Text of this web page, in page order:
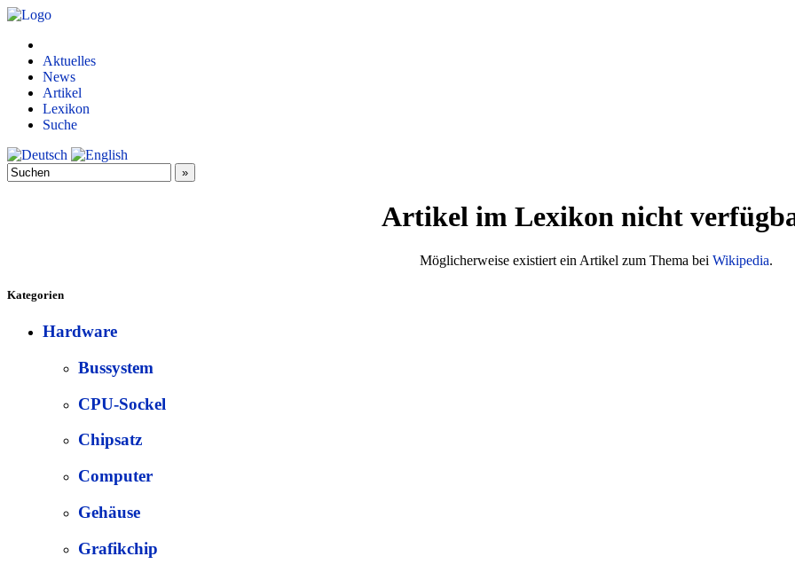
Aktuelles
News
Artikel
Lexikon
Suche
Artikel im Lexikon nicht
Möglicherweise existiert ein Artikel zum Thema bei Wikipedia.
Kategorien
Hardware
Bussystem
CPU-Sockel
Chipsatz
Computer
Gehäuse
Grafikchip